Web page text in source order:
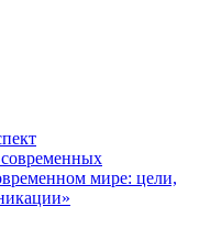
мире: цели,